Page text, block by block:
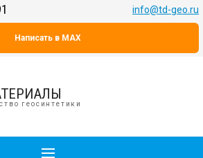
info@td-geo.ru
Написать в MAX
геосинтетики